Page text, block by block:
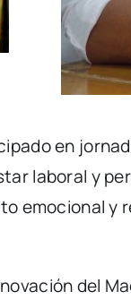
en
laboral y
emocional
del